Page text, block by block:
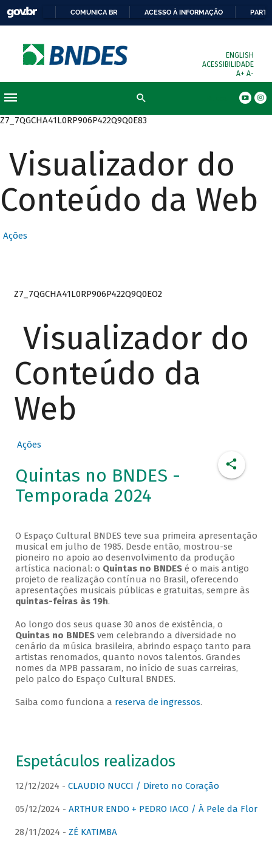
COMUNICA BR ACESSO À INFORMAÇÃO
ENGLISH
ACESSIBILIDADE
A+ A-
Z7_7QGCHA41L0RP906P422Q9Q0E83
Visualizador do
Conteúdo da Web
Ações
Z7_7QGCHA41L0RP906P422Q9Q0EO2
Visualizador do
Conteúdo da
Web
Ações
Quintas no BNDES -
Temporada 2024
O Espaço Cultural BNDES teve sua primeira apresentação
musical em julho de 1985. Desde então, mostrou-se
pioneiro no apoio ao desenvolvimento da produção
artística nacional: o Quintas no BNDESé o mais antigo
projeto de realização contínua no Brasil, oferecendo
apresentações musicais públicas e gratuitas, sempre às
quintas-feiras às 19h.
Ao longo dos seus quase 30 anos de existência, o
Quintas no BNDESvem celebrando a diversidade no
cenário da música brasileira, abrindo espaço tanto para
artistas renomados, quanto novos talentos. Grandes
nomes da MPB passaram, no início de suas carreiras,
pelo palco do Espaço Cultural BNDES.
Saiba como funciona a reserva de ingressos.
Espetáculos realizados
12/12/2024 - CLAUDIO NUCCI / Direto no Coração
05/12/2024 - ARTHUR ENDO + PEDRO IACO / À Pele da Flor
28/11/2024 - ZÉ KATIMBA